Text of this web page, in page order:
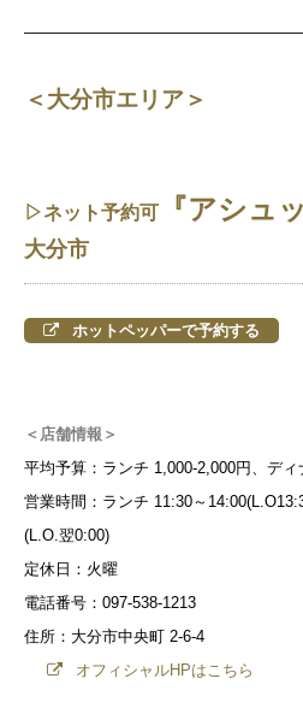
＜大分市エリア＞
▷ネット予約可 『アシュ
大分市
ホットペッパーで予約する
＜店舗情報＞
平均予算：ランチ 1,000-2,000円、ディ
営業時間：ランチ 11:30～
(L.O.翌0:00)
定休日：火曜
電話番号：097-538-1213
住所：大分市中央町 2-6-4
オフィシャルHPはこちら